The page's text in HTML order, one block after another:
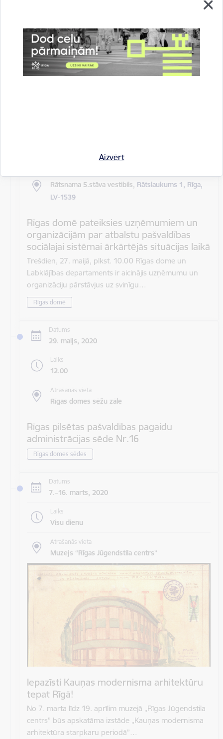
Aizvērt
14.sēde (ārkārtas)
Sēdes darba kārtība: Grozījumi Rīgas domes 2016.
gada 19. aprīļa saistošajos noteikumos Nr. 198 "Par
kārtību, kādā tiek…
Rātsnama 5.stāva vestibils, Rātslaukums 1, Rīga,
LV-1539
Rīgas domē pateiksies uzņēmumiem un
organizācijām par atbalstu pašvaldības
sociālajai sistēmai ārkārtējās situācijas laikā
Trešdien, 27. maijā, plkst. 10.00 Rīgas dome un
Labklājības departaments ir aicinājis uzņēmumu un
organizāciju pārstāvjus uz svinīgu…
Rīgas domē
Datums
29. maijs, 2020
Laiks
12.00
Atrašanās vieta
Rīgas domes sēžu zāle
Rīgas pilsētas pašvaldības pagaidu
administrācijas sēde Nr.16
Rīgas domes sēdes
Datums
7.–16. marts, 2020
Laiks
Visu dienu
Atrašanās vieta
Muzejs “Rīgas Jūgendstila centrs”
Iepazīsti Kauņas modernisma arhitektūru
tepat Rīgā!
No 7. marta līdz 19. aprīlim muzejā „Rīgas Jūgendstila
centrs” būs apskatāma izstāde „Kauņas modernisma
arhitektūra starpkaru periodā”…